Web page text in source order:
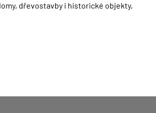
dřevostavby i historické objekty,